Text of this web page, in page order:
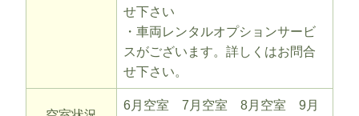
せ下さい
・車両レンタルオプションサービ
スがございます。詳しくはお問合
せ下さい。
6月空室 7月空室 8月空室 9月